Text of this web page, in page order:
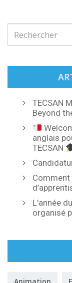
TECSAN
Beyond
anglais
TECSAN
L’année
organisé